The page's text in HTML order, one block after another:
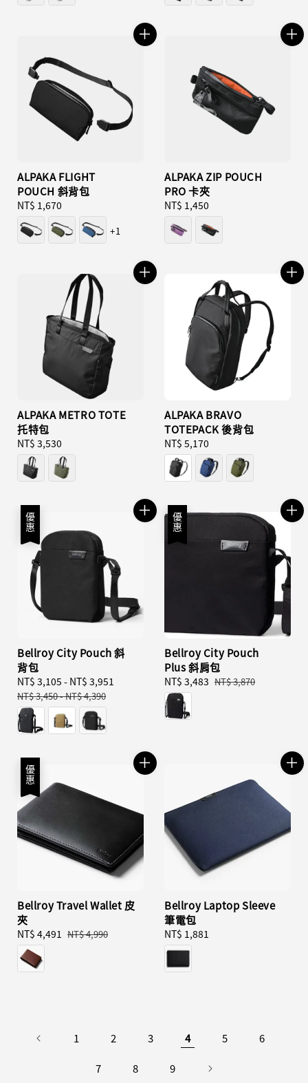
ALPAKA FLIGHT
POUCH 斜背包
Regular
price
NT$ 1,670
+1
ALPAKA ZIP POUCH
PRO 卡夾
Regular
price
NT$ 1,450
ALPAKA METRO TOTE
托特包
Regular
price
NT$ 3,530
ALPAKA BRAVO
TOTEPACK 後背包
Regular
price
NT$ 5,170
優惠
Bellroy City Pouch 斜
背包
Sale
price
NT$ 3,105 - NT$ 3,951
NT$ 3,450-NT$ 4,390
優惠
Bellroy City Pouch
Plus 斜肩包
Sale
price
NT$ 3,483 Regular
NT$ 3,870
優惠
Bellroy Travel Wallet 皮
夾
Sale
price
NT$ 4,491 Regular
NT$ 4,990
Bellroy Laptop Sleeve
筆電包
Regular
price
NT$ 1,881
1 2 3 4 5 6
7 8 9